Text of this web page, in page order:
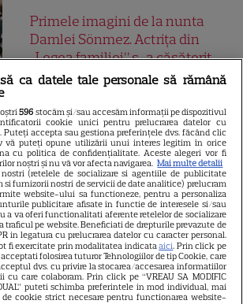
Primele imagini de la nunta
Damlei Sönmez. Actrița din
„Legea familiei” s-a căsătorit
într-o ceremonie discretă la
PARTENERI
Tragedia înfiorătoare a
momentului în România!
Artista noastră și-a luat Adio
ca datele tale personale să rămână
596 stocăm și/sau accesăm informații pe dispozitivul
cookie unici pentru prelucrarea datelor cu
Puteți accepta sau gestiona preferințele dvs. făcând clic
vă puteți opune utilizării unui interes legitim în orice
cu politica de confidențialitate. Aceste alegeri vor fi
noștri și nu vă vor afecta navigarea. Mai multe detalii
(retelele de socializare si agentiile de publicitate
si furnizorii nostri de servicii de date analitice) prelucram
website-ului sa functioneze, pentru a personaliza
publicitare afisate in functie de interesele si/sau
a va oferi functionalitati aferente retelelor de socializare
traficul pe website. Beneficiati de drepturile prevazute de
in legatura cu prelucrarea datelor cu caracter personal.
fi exercitate prin modalitatea indicataaici. Prin click pe
acceptati folosirea tuturor Tehnologiilor de tip Cookie, care
dvs. cu privire la stocarea/accesarea informatiilor
cu care colaboram. Prin click pe “VREAU SA MODIFIC
puteti schimba preferintele in mod individual, mai
cookie strict necesare pentru functionarea website-